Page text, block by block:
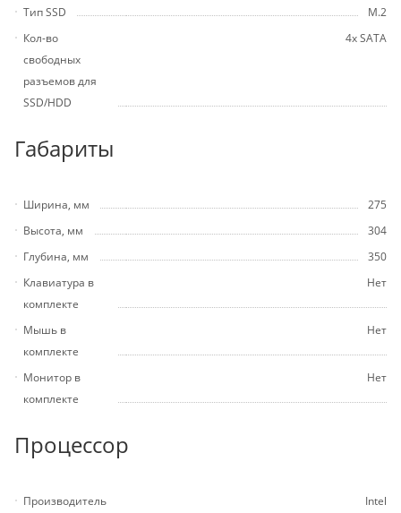
Тип SSD
M.2
Кол-во
свободных
разъемов для
SSD/HDD
4х SATA
Габариты
Ширина, мм
275
Высота, мм
304
Глубина, мм
350
Клавиатура в
комплекте
Нет
Мышь в
комплекте
Нет
Монитор в
комплекте
Нет
Процессор
Производитель
Intel